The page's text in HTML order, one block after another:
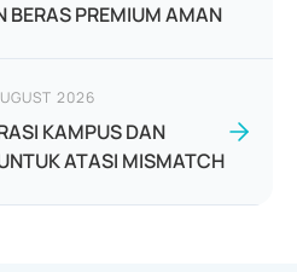
BERAS PREMIUM AMAN
2026
KAMPUS DAN
ATASI MISMATCH